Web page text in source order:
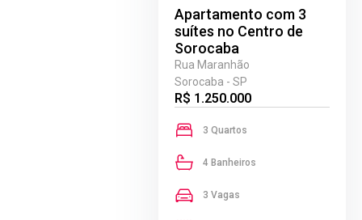
Apartamento com 3
suítes no Centro de
Sorocaba
Rua Maranhão
Sorocaba - SP
R$ 1.250.000
3 Quartos
4 Banheiros
3 Vagas